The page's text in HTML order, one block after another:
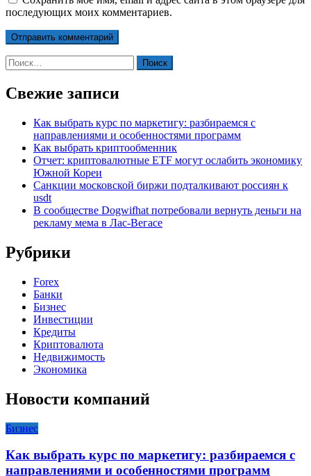
последующих моих комментариев.
Найти:
Свежие записи
Как выбрать курс по маркетигу: разбираемся с
направлениями и особенностями программ
Как выбрать криптообменник
Отчет: криптовалютные ETF могут ослабить экономику
Южной Кореи
Санкции московской биржи подталкивают россиян к
usdt
В сообществе Dogwifhat потребовали вернуть деньги на
рекламу мема в Лас-Вегасе
Рубрики
Forex
Банки
Бизнес
Инвестиции
Кредиты
Криптовалюта
Недвижимость
Экономика
Новости компаний
Бизнес
Как выбрать курс по маркетигу: разбираемся с
направлениями и особенностями программ